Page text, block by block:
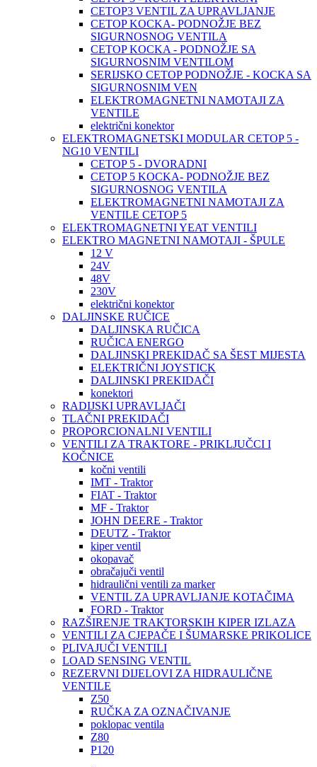
CETOP3 VENTIL ZA UPRAVLJANJE
CETOP KOCKA- PODNOŽJE BEZ
SIGURNOSNOG VENTILA
CETOP KOCKA - PODNOŽJE SA
SIGURNOSNIM VENTILOM
SERIJSKO CETOP PODNOŽJE - KOCKA SA
SIGURNOSNIM VEN
ELEKTROMAGNETNI NAMOTAJI ZA
VENTILE
električni konektor
ELEKTROMAGNETSKI MODULAR CETOP 5 -
NG10 VENTILI
CETOP 5 - DVORADNI
CETOP 5 KOCKA- PODNOŽJE BEZ
SIGURNOSNOG VENTILA
ELEKTROMAGNETNI NAMOTAJI ZA
VENTILE CETOP 5
ELEKTROMAGNETNI YEAT VENTILI
ELEKTRO MAGNETNI NAMOTAJI - ŠPULE
12 V
24V
48V
230V
električni konektor
DALJINSKE RUČICE
DALJINSKA RUČICA
RUČICA ENERGO
DALJINSKI PREKIDAČ SA ŠEST MIJESTA
ELEKTRIČNI JOYSTICK
DALJINSKI PREKIDAČI
konektori
RADIJSKI UPRAVLJAČI
TLAČNI PREKIDAČI
PROPORCIONALNI VENTILI
VENTILI ZA TRAKTORE - PRIKLJUČCI I
KOČNICE
kočni ventili
IMT - Traktor
FIAT - Traktor
MF - Traktor
JOHN DEERE - Traktor
DEUTZ - Traktor
kiper ventil
okopavač
obračajuči ventil
hidraulični ventili za marker
VENTIL ZA UPRAVLJANJE KOTAČIMA
FORD - Traktor
RAZŠIRENJE TRAKTORSKIH KIPER IZLAZA
VENTILI ZA CJEPAČE I ŠUMARSKE PRIKOLICE
PLIVAJUČI VENTILI
LOAD SENSING VENTIL
REZERVNI DIJELOVI ZA HIDRAULIČNE
VENTILE
Z50
RUČKA ZA OZNAČIVANJE
poklopac ventila
Z80
P120